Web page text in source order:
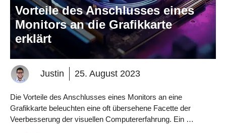
Vorteile des Anschlusses eines
Monitors an die Grafikkarte
erklärt
Justin 25. August 2023
Die Vorteile des Anschlusses eines Monitors an eine
Grafikkarte beleuchten eine oft übersehene Facette der
Veerbesserung der visuellen Computererfahrung. Ein …